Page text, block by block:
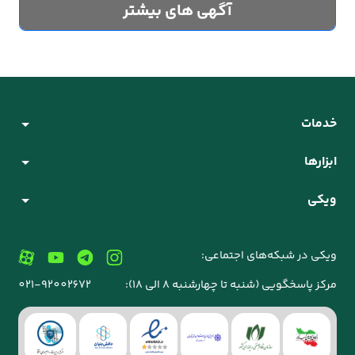
آگهی های بیشتر
خدمات
ابزارها
ویکی
ویکی در شبکه‌های اجتماعی:
مرکز پاسخگویی (شنبه تا چهارشنبه 8 الی 18):
021-92002672